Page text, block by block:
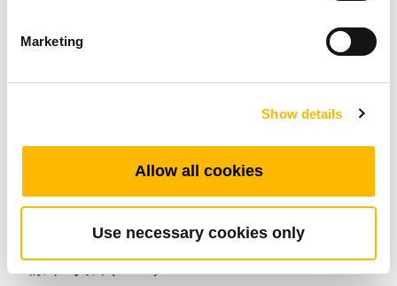
Marketing
Show details
Allow all cookies
Use necessary cookies only
Comfort Motion
主な特長
信号スイッチボックス
接続可能アクチュエーター数：1~2
接続可能ハンドセット数：1
標準寸法 (mm)